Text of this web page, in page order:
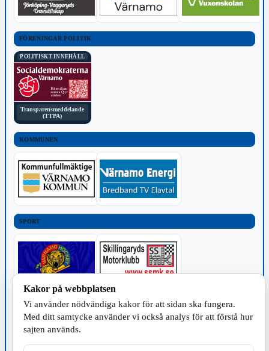
FÖRENINGAR POLITIK
POLITISKT INNEHÅLL
Transparensmeddelande
(TTPA)
KOMMUNEN
SPORT
TILLVERKNING
Kakor på webbplatsen
Vi använder nödvändiga kakor för att sidan ska fungera.
Med ditt samtycke använder vi också analys för att förstå hur
sajten används.